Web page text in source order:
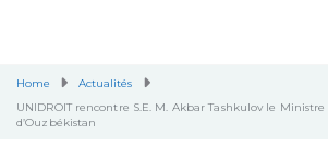
Home
Actualités
UNIDROIT rencontre S.E. M. Akbar Tashkulov le
d’Ouzbékistan